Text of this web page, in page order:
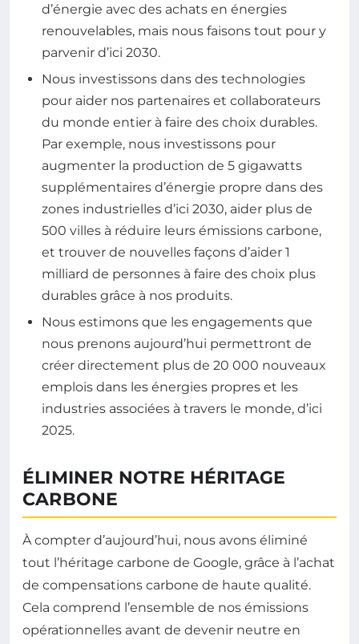
d’énergie avec des achats en énergies
renouvelables, mais nous faisons tout pour y
parvenir d’ici 2030.
Nous investissons dans des technologies
pour aider nos partenaires et collaborateurs
du monde entier à faire des choix durables.
Par exemple, nous investissons pour
augmenter la production de 5 gigawatts
supplémentaires d’énergie propre dans des
zones industrielles d’ici 2030, aider plus de
500 villes à réduire leurs émissions carbone,
et trouver de nouvelles façons d’aider 1
milliard de personnes à faire des choix plus
durables grâce à nos produits.
Nous estimons que les engagements que
nous prenons aujourd’hui permettront de
créer directement plus de 20 000 nouveaux
emplois dans les énergies propres et les
industries associées à travers le monde, d’ici
2025.
ÉLIMINER NOTRE HÉRITAGE
CARBONE
À compter d’aujourd’hui, nous avons éliminé
tout l’héritage carbone de Google, grâce à l’achat
de compensations carbone de haute qualité.
Cela comprend l’ensemble de nos émissions
opérationnelles avant de devenir neutre en